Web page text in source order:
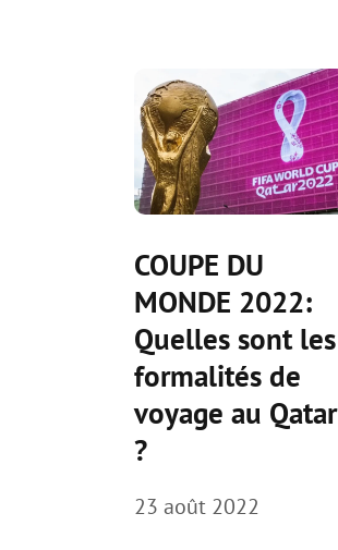
COUPE DU
MONDE 2022:
Quelles sont les
formalités de
voyage au Qatar
?
23 août 2022